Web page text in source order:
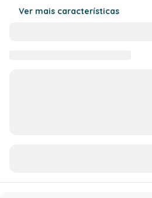
Ver mais características